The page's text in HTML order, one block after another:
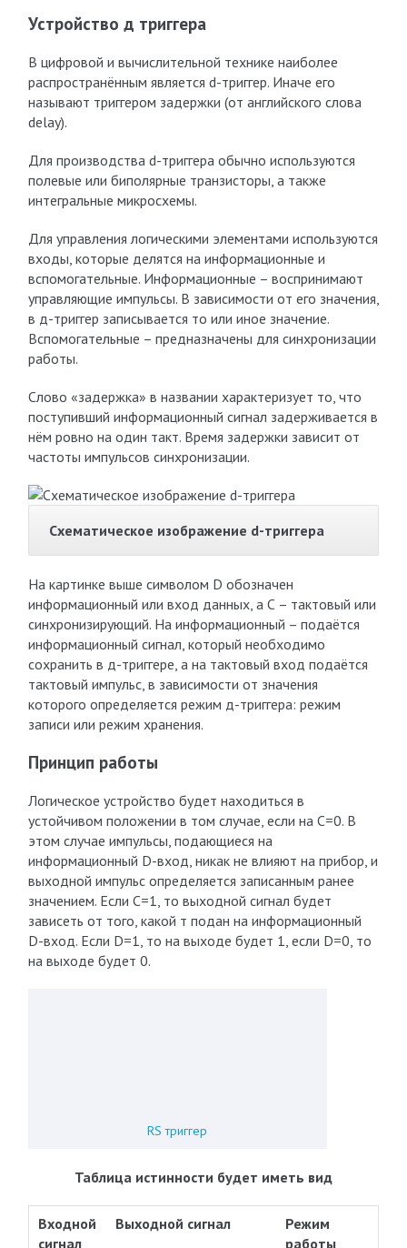
Устройство д триггера
В цифровой и вычислительной технике наиболее
распространённым является d-триггер. Иначе его
называют триггером задержки (от английского слова
delay).
Для производства d-триггера обычно используются
полевые или биполярные транзисторы, а также
интегральные микросхемы.
Для управления логическими элементами используются
входы, которые делятся на информационные и
вспомогательные. Информационные – воспринимают
управляющие импульсы. В зависимости от его значения,
в д-триггер записывается то или иное значение.
Вспомогательные – предназначены для синхронизации
работы.
Слово «задержка» в названии характеризует то, что
поступивший информационный сигнал задерживается в
нём ровно на один такт. Время задержки зависит от
частоты импульсов синхронизации.
Схематическое изображение d-триггера
На картинке выше символом D обозначен
информационный или вход данных, а С – тактовый или
синхронизирующий. На информационный – подаётся
информационный сигнал, который необходимо
сохранить в д-триггере, а на тактовый вход подаётся
тактовый импульс, в зависимости от значения
которого определяется режим д-триггера: режим
записи или режим хранения.
Принцип работы
Логическое устройство будет находиться в
устойчивом положении в том случае, если на С=0. В
этом случае импульсы, подающиеся на
информационный D-вход, никак не влияют на прибор, и
выходной импульс определяется записанным ранее
значением. Если С=1, то выходной сигнал будет
зависеть от того, какой т подан на информационный
D-вход. Если D=1, то на выходе будет 1, если D=0, то
на выходе будет 0.
RS триггер
Таблица истинности будет иметь вид
Входной
сигнал
Выходной сигнал
Режим
работы